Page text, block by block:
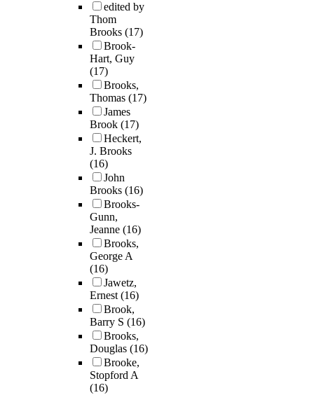
edited by
Thom
Brooks (17)
Brook-
Hart, Guy
(17)
Brooks,
Thomas (17)
James
Brook (17)
Heckert,
J. Brooks
(16)
John
Brooks (16)
Brooks-
Gunn,
Jeanne (16)
Brooks,
George A
(16)
Jawetz,
Ernest(16)
Brook,
Barry S (16)
Brooks,
Douglas (16)
Brooke,
Stopford A
(16)